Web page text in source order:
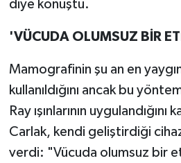
diye konuştu.
'VÜCUDA OLUMSUZ BİR
Mamografinin şu an en
kullanıldığını ancak bu
Ray ışınlarının
Carlak, kendi geliştirdiği
verdi: "Vücuda olumsuz bir